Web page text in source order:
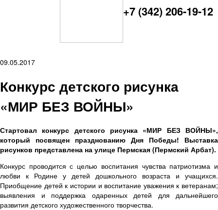
+7 (342) 206-19-12
09.05.2017
Конкурс детского рисунка
«МИР БЕЗ ВОЙНЫ»
Стартовал конкурс детского рисунка «МИР БЕЗ ВОЙНЫ»,
который посвящен празднованию Дня Победы! Выставка
рисунков представлена на улице Пермская (Пермский Арбат).
Конкурс проводится с целью воспитания чувства патриотизма и
любви к Родине у детей дошкольного возраста и учащихся.
Приобщение детей к истории и воспитание уважения к ветеранам;
выявления и поддержка одаренных детей для дальнейшего
развития детского художественного творчества.